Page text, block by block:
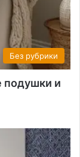
Без рубрики
подушки и